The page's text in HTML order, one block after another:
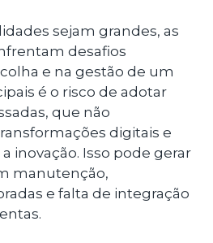
sejam grandes, as
desafios
e na gestão de um
é o risco de adotar
que não
digitais e
inovação. Isso pode gerar
manutenção,
e falta de integração